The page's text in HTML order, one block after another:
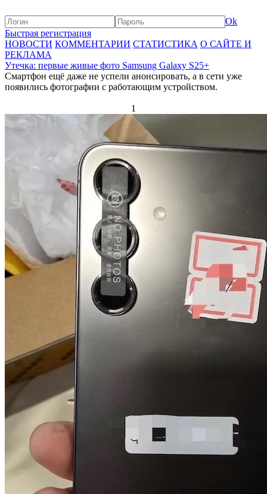
Ok
Быстрая регистрация
НОВОСТИ КОММЕНТАРИИ СТАТИСТИКА О САЙТЕ И
РЕКЛАМА
Утечка: первые живые фото Samsung Galaxy S25+
Смартфон ещё даже не успели анонсировать, а в сети уже
появились фотографии с работающим устройством.
1